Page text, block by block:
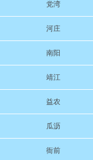
党湾
河庄
南阳
靖江
益农
瓜沥
衙前